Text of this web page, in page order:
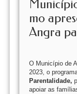
mo
Angra
O Município de
2023, o
Parentalidade,
apoiar as